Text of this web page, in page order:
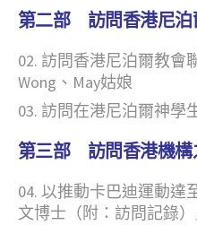
第二部 訪問香港尼泊
訪問香港尼泊爾教會
Wong、May姑娘
訪問在港尼泊爾神學
第三部 訪問香港機構
以推動卡巴迪運動達
文博士（附：訪問記錄